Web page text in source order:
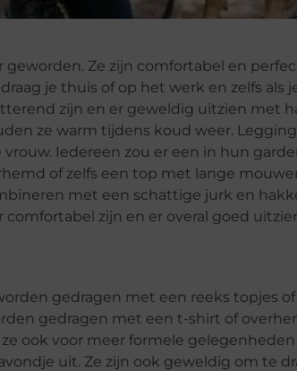
Ze zijn comfortabel en
draag je thuis of op het werk en zelfs als
zijn en er geweldig uitzien met
ze warm tijdens koud weer.
vrouw. Iedereen zou er een in hun
of zelfs een top met lange
met een schattige jurk en
zijn en er overal goed
gedragen met een reeks topjes
gedragen met een t-shirt of
ook voor meer formele
uit. Ze zijn ook geweldig om te